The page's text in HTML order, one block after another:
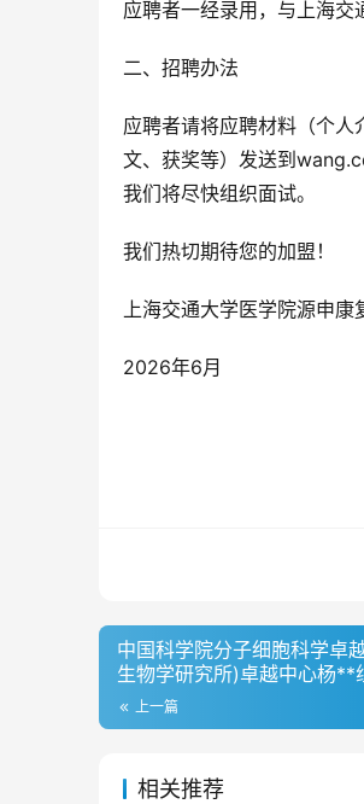
应聘者一经录用，与上海交
二、招聘办法
应聘者请将应聘材料（个
文、获奖等）发送到
我们将尽快组织面试。
我们热切期待您的加盟！
上海交通大学医学院源申康
2026年6月
中国科学院分子细胞科学卓
生物学研究所)卓越中心杨**
上一篇
相关推荐